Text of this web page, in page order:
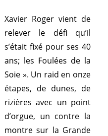
Xavier Roger vient de
relever le défi qu’il
s’était fixé pour ses 40
ans; les Foulées de la
Soie ». Un raid en onze
étapes, de dunes, de
rizières avec un point
d’orgue, un contre la
montre sur la Grande